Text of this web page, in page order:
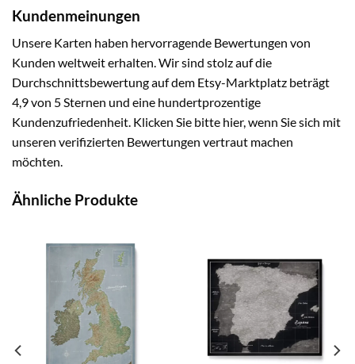
Kundenmeinungen
Unsere Karten haben hervorragende Bewertungen von
Kunden weltweit erhalten. Wir sind stolz auf die
Durchschnittsbewertung auf dem Etsy-Marktplatz beträgt
4,9 von 5 Sternen und eine hundertprozentige
Kundenzufriedenheit. Klicken Sie bitte hier, wenn Sie sich mit
unseren verifizierten Bewertungen vertraut machen
möchten.
Ähnliche Produkte